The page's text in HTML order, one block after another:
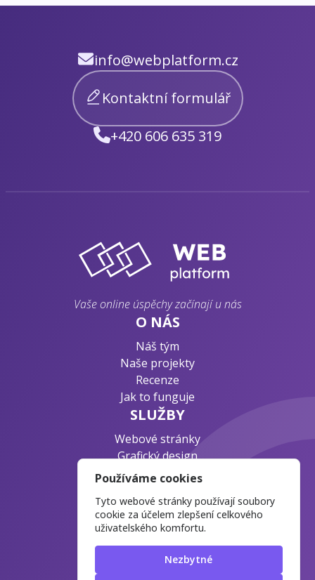
info@webplatform.cz
Kontaktní formulář
+420 606 635 319
Vaše online úspěchy začínají u nás
O NÁS
Náš tým
Naše projekty
Recenze
Jak to funguje
SLUŽBY
Webové stránky
Grafický design
Byznys konzultace
Ochrana osobních údajů
Časté otázky
Blog o webdesignu
Používáme cookies
Tyto webové stránky používají soubory
cookie za účelem zlepšení celkového
uživatelského komfortu.
Nezbytné